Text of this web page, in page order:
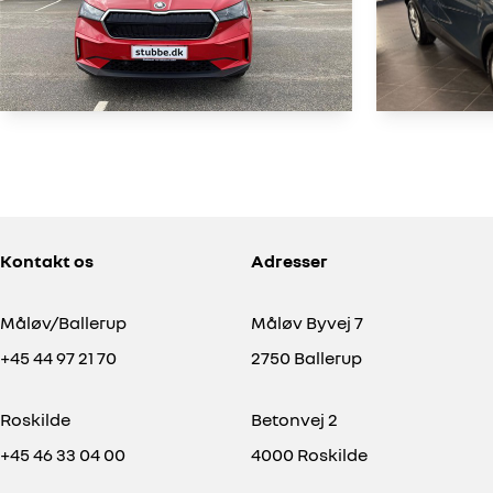
Tilkoblingsvægt uden bremser
750 kg
100.000 KM
EL
214.900
Kontakt os
Måløv/Ballerup
+45 44 97 21 70
Roskilde
+45 46 33 04 00
Adresser
Måløv Byvej 7
2750 Ballerup
Betonvej 2
4000 Roskilde